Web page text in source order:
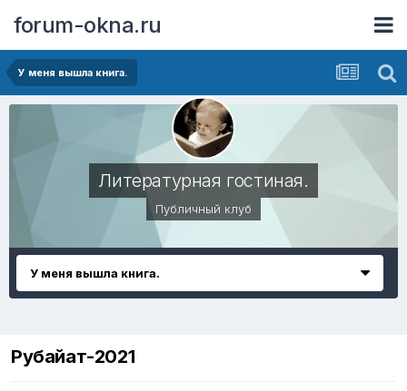
forum-okna.ru
У меня вышла книга.
Литературная гостиная.
Публичный клуб
У меня вышла книга.
Рубайат-2021